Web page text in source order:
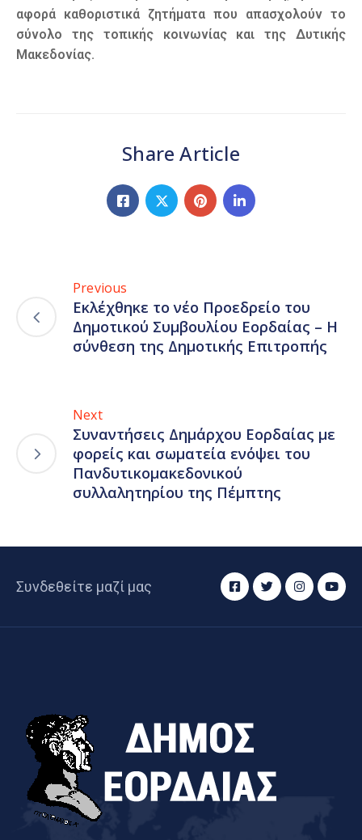
αφορά καθοριστικά ζητήματα που απασχολούν το
σύνολο της τοπικής κοινωνίας και της Δυτικής
Μακεδονίας.
Share Article
Previous
Εκλέχθηκε το νέο Προεδρείο του
Δημοτικού Συμβουλίου Εορδαίας – Η
σύνθεση της Δημοτικής Επιτροπής
Next
Συναντήσεις Δημάρχου Εορδαίας με
φορείς και σωματεία ενόψει του
Πανδυτικομακεδονικού
συλλαλητηρίου της Πέμπτης
Συνδεθείτε μαζί μας